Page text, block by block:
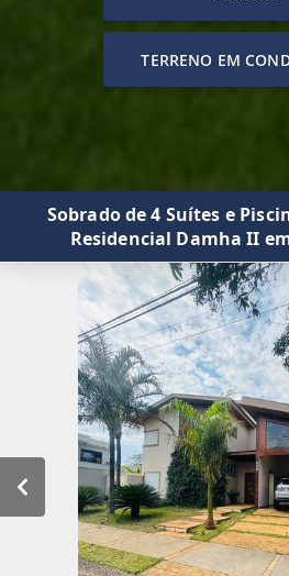
TERRENO EM
Sobrado de 4 Suítes e
Residencial Damha II